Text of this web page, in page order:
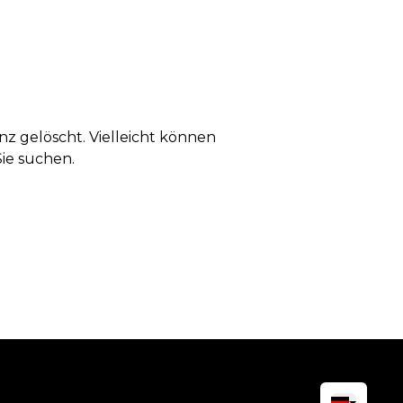
gelöscht. Vielleicht können
suchen.